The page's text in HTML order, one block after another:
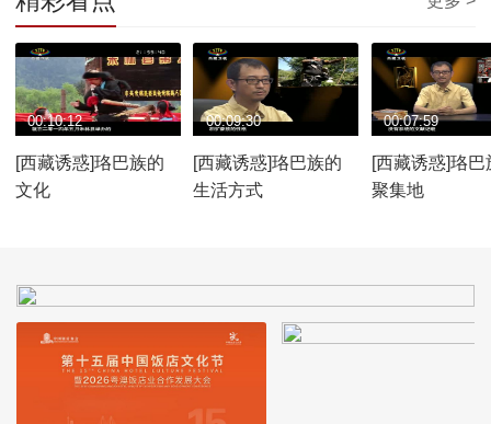
[西藏诱惑]珞巴族的
文化
00:10:12
[西藏诱惑]珞巴族的
生活方式
00:09:30
[西藏诱惑]珞巴
聚集地
00:07:59